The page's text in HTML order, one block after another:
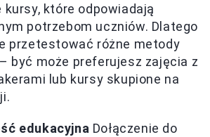
kursy, które odpowiadają
potrzebom uczniów. Dlatego
przetestować różne metody
być może preferujesz zajęcia z
lub kursy skupione na
edukacyjna Dołączenie do